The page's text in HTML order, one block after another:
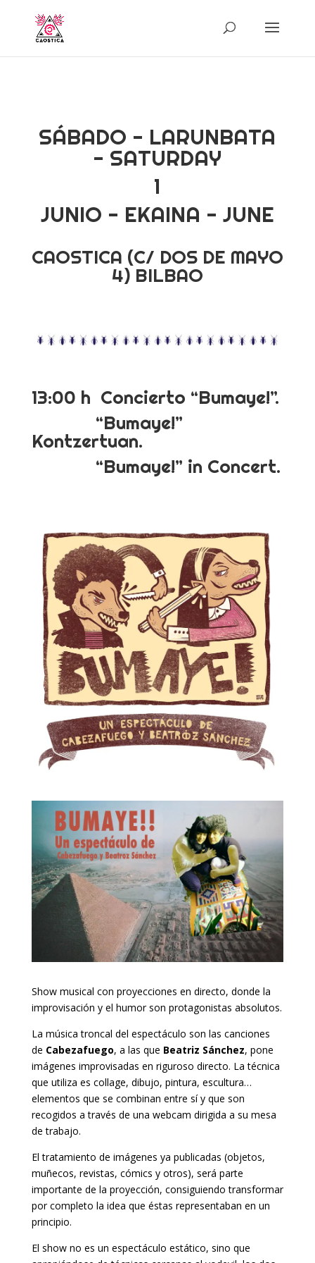
SÁBADO - LARUNBATA
- SATURDAY
1
JUNIO - EKAINA - JUNE
CAOSTICA (C/ DOS DE MAYO
4) BILBAO
13:00 h Concierto “Bumaye!”.
“Bumaye!”
Kontzertuan.
“Bumaye!” in Concert.
Show musical con proyecciones en directo, donde la
improvisación y el humor son protagonistas absolutos.
La música troncal del espectáculo son las canciones
de Cabezafuego, a las que Beatriz Sánchez, pone
imágenes improvisadas en riguroso directo. La técnica
que utiliza es collage, dibujo, pintura, escultura…
elementos que se combinan entre sí y que son
recogidos a través de una webcam dirigida a su mesa
de trabajo.
El tratamiento de imágenes ya publicadas (objetos,
muñecos, revistas, cómics y otros), será parte
importante de la proyección, consiguiendo transformar
por completo la idea que éstas representaban en un
principio.
El show no es un espectáculo estático, sino que